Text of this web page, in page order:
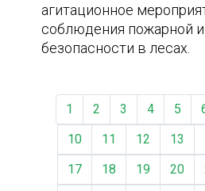
агитационное
соблюдения пожарной
безопасности в лесах.
1 2 3 4 5
10
11 12 13
17
18 19 20